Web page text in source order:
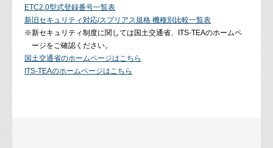
ETC2.0型式登録番号一覧表
新旧セキュリティ対応/スプリアス規格 機種別比較一覧表
※新セキュリティ制度に関しては国土交通省、ITS-TEAのホームペ
ージをご確認ください。
国土交通省のホームページはこちら
ITS-TEAのホームページはこちら